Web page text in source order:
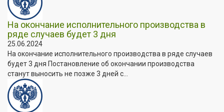
На окончание исполнительного производства в
ряде случаев будет 3 дня
25.06.2024
На окончание исполнительного производства в ряде случаев
будет 3 дня Постановление об окончании производства
станут выносить не позже 3 дней с...